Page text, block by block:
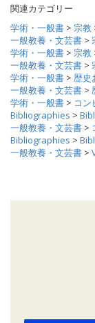
関連カテゴリー
学術・一般書 > 宗教
一般教養・文芸書 >
学術・一般書 > 宗教
一般教養・文芸書 >
学術・一般書 > 歴史
一般教養・文芸書 >
学術・一般書 > コ
Bibliographies >
一般教養・文芸書 >
Bibliographies >
一般教養・文芸書 >